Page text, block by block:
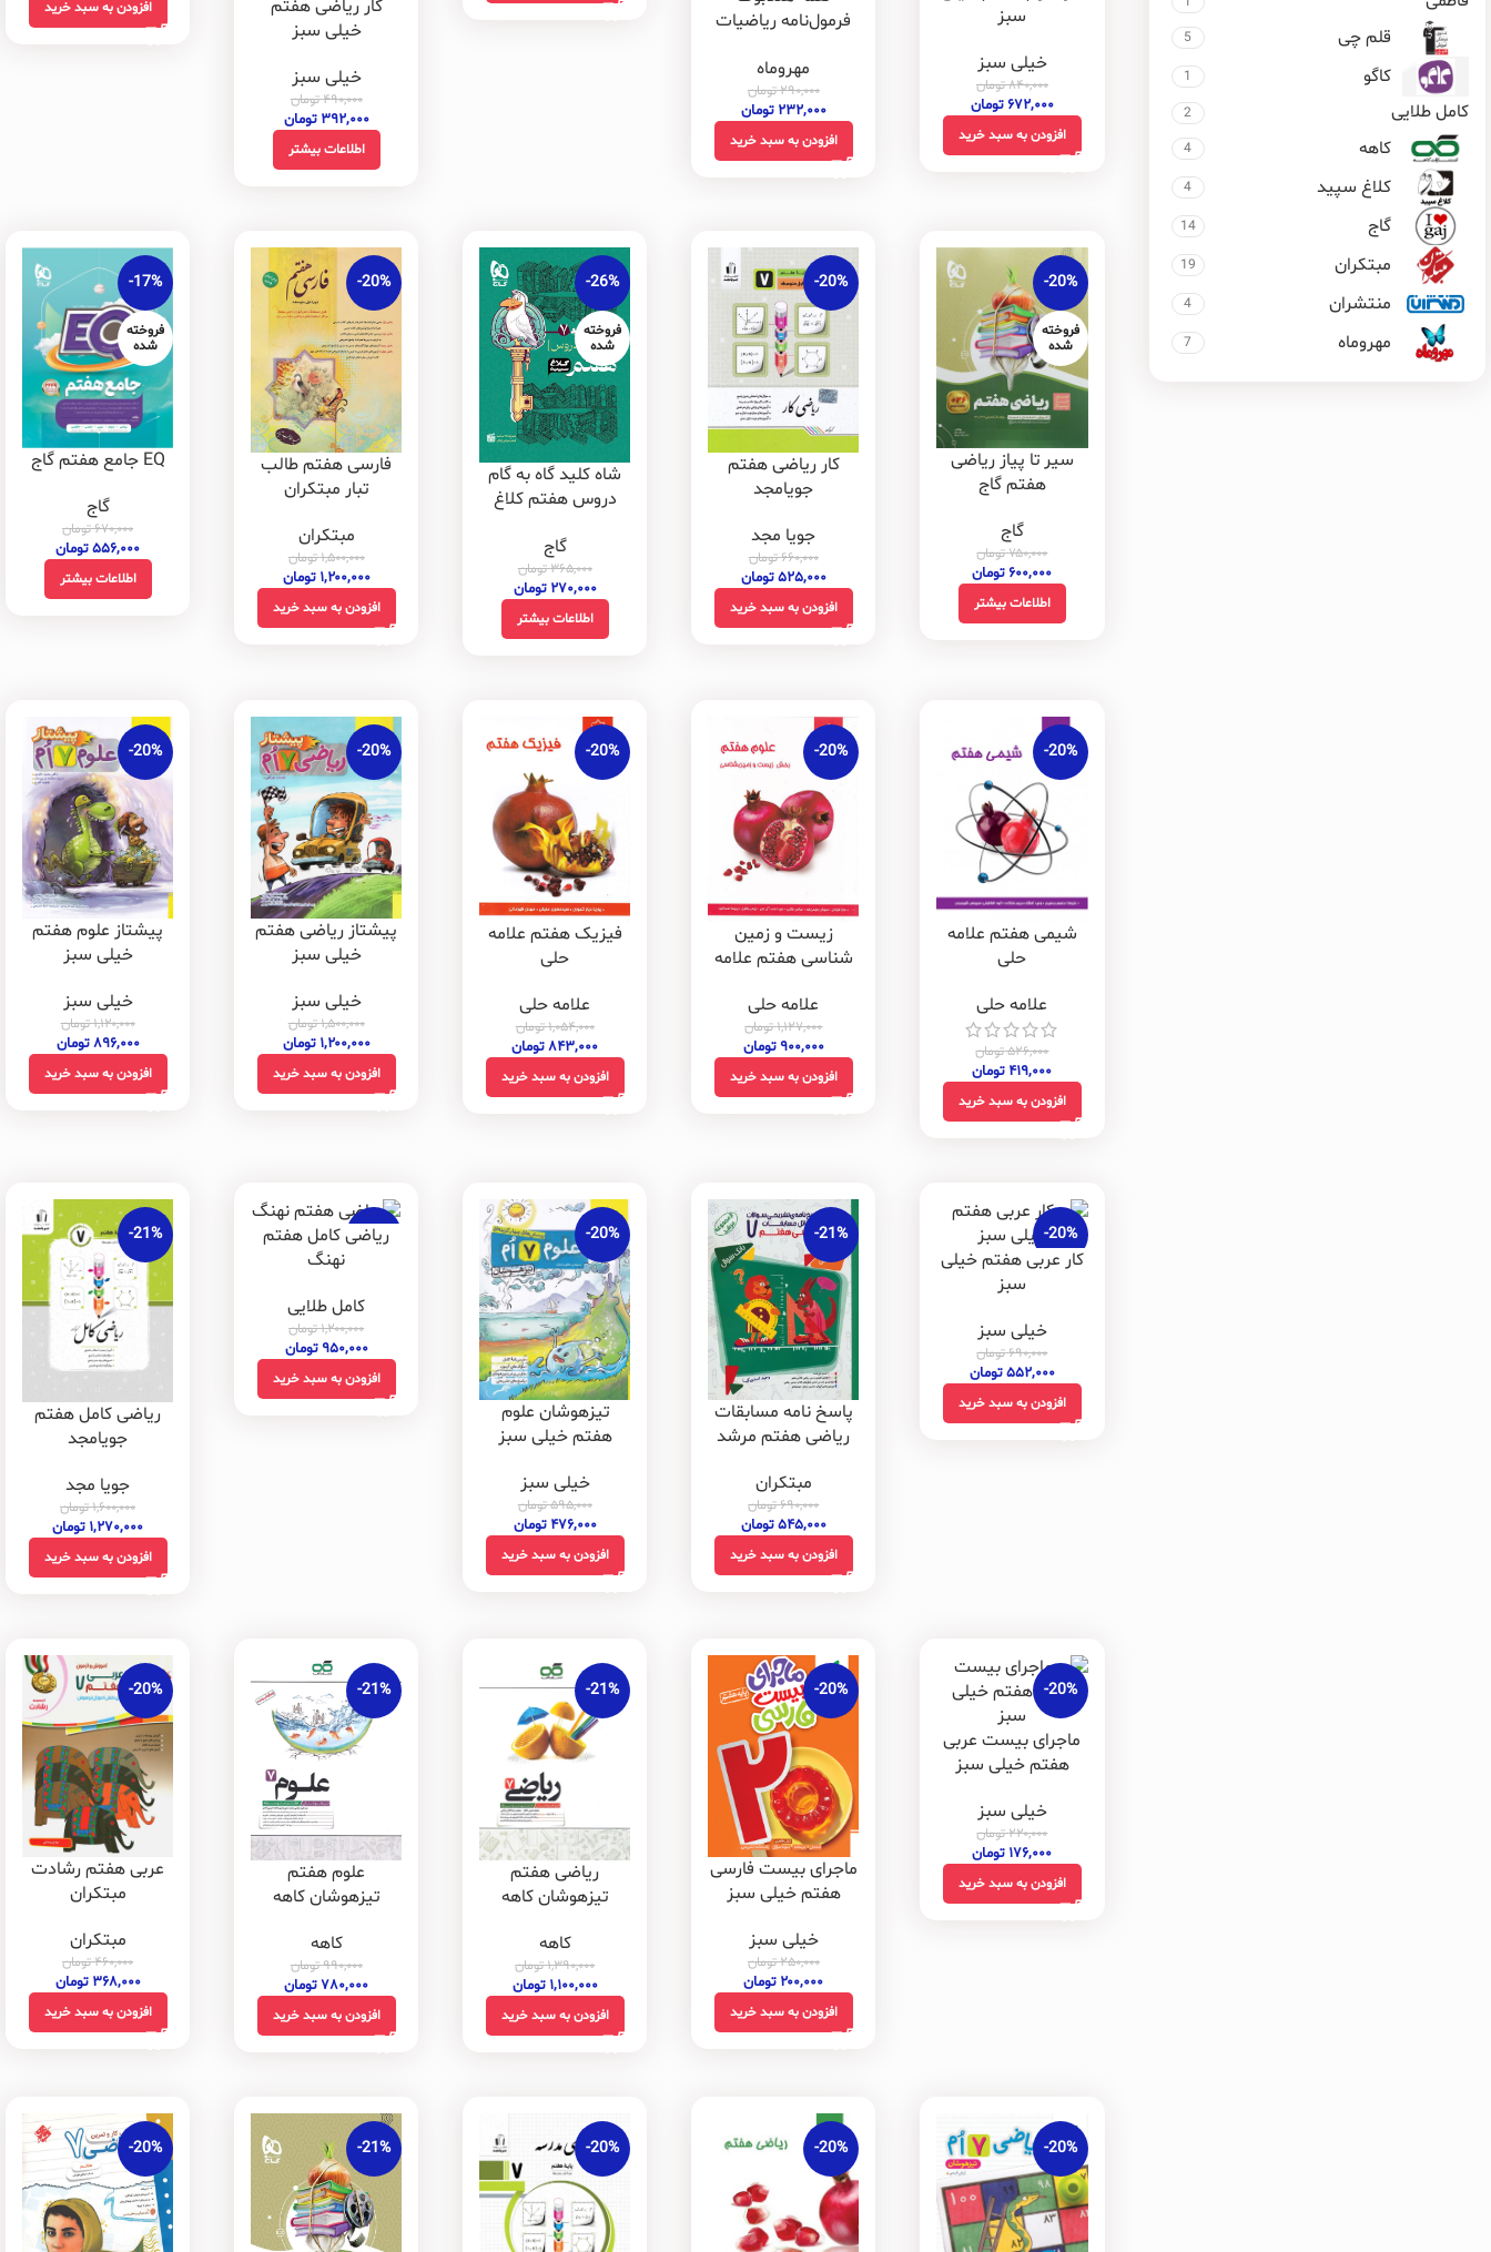
قلم چی 5
کاگو 1
کامل طلایی 2
کاهه 4
کلاغ سپید 4
گاج 14
مبتکران 19
منتشران 4
مهروماه 7
سبز
خیلی سبز
۸۴۰,۰۰۰تومان
۶۷۲,۰۰۰ تومان
افزودن به سبد خرید
فرمول‌نامه ریاضیات
مهروماه
۲۹۰,۰۰۰تومان
۲۳۲,۰۰۰ تومان
افزودن به سبد خرید
کار ریاضی هفتم
خیلی سبز
خیلی سبز
۴۹۰,۰۰۰تومان
۳۹۲,۰۰۰ تومان
اطلاعات بیشتر
افزودن به سبد خرید
-20%
فروخته
شده
سیر تا پیاز ریاضی
هفتم گاج
گاج
۷۵۰,۰۰۰تومان
۶۰۰,۰۰۰ تومان
اطلاعات بیشتر
-20%
کار ریاضی هفتم
جویامجد
جویا مجد
۶۶۰,۰۰۰تومان
۵۲۵,۰۰۰ تومان
افزودن به سبد خرید
-26%
فروخته
شده
شاه کلید گاه به گام
دروس هفتم کلاغ
گاج
۳۶۵,۰۰۰تومان
۲۷۰,۰۰۰ تومان
اطلاعات بیشتر
-20%
فارسی هفتم طالب
تبار مبتکران
مبتکران
۱,۵۰۰,۰۰۰تومان
۱,۲۰۰,۰۰۰ تومان
افزودن به سبد خرید
-17%
فروخته
شده
EQ جامع هفتم گاج
گاج
۶۷۰,۰۰۰تومان
۵۵۶,۰۰۰ تومان
اطلاعات بیشتر
-20%
شیمی هفتم علامه
حلی
علامه حلی
۵۲۶,۰۰۰تومان
۴۱۹,۰۰۰ تومان
افزودن به سبد خرید
-20%
زیست و زمین
شناسی هفتم علامه
علامه حلی
۱,۱۲۷,۰۰۰تومان
۹۰۰,۰۰۰ تومان
افزودن به سبد خرید
-20%
فیزیک هفتم علامه
حلی
علامه حلی
۱,۰۵۴,۰۰۰تومان
۸۴۳,۰۰۰ تومان
افزودن به سبد خرید
-20%
پیشتاز ریاضی هفتم
خیلی سبز
خیلی سبز
۱,۵۰۰,۰۰۰تومان
۱,۲۰۰,۰۰۰ تومان
افزودن به سبد خرید
-20%
پیشتاز علوم هفتم
خیلی سبز
خیلی سبز
۱,۱۲۰,۰۰۰تومان
۸۹۶,۰۰۰ تومان
افزودن به سبد خرید
-20%
کار عربی هفتم خیلی
سبز
خیلی سبز
۶۹۰,۰۰۰تومان
۵۵۲,۰۰۰ تومان
افزودن به سبد خرید
-21%
پاسخ نامه مسابقات
ریاضی هفتم مرشد
مبتکران
۶۹۰,۰۰۰تومان
۵۴۵,۰۰۰ تومان
افزودن به سبد خرید
-20%
تیزهوشان علوم
هفتم خیلی سبز
خیلی سبز
۵۹۵,۰۰۰تومان
۴۷۶,۰۰۰ تومان
افزودن به سبد خرید
-21%
ریاضی کامل هفتم
نهنگ
کامل طلایی
۱,۲۰۰,۰۰۰تومان
۹۵۰,۰۰۰ تومان
افزودن به سبد خرید
-21%
ریاضی کامل هفتم
جویامجد
جویا مجد
۱,۶۰۰,۰۰۰تومان
۱,۲۷۰,۰۰۰ تومان
افزودن به سبد خرید
-20%
ماجرای بیست عربی
هفتم خیلی سبز
خیلی سبز
۲۲۰,۰۰۰تومان
۱۷۶,۰۰۰ تومان
افزودن به سبد خرید
-20%
ماجرای بیست فارسی
هفتم خیلی سبز
خیلی سبز
۲۵۰,۰۰۰تومان
۲۰۰,۰۰۰ تومان
افزودن به سبد خرید
-21%
ریاضی هفتم
تیزهوشان کاهه
کاهه
۱,۳۹۰,۰۰۰تومان
۱,۱۰۰,۰۰۰ تومان
افزودن به سبد خرید
-21%
علوم هفتم
تیزهوشان کاهه
کاهه
۹۹۰,۰۰۰تومان
۷۸۰,۰۰۰ تومان
افزودن به سبد خرید
-20%
عربی هفتم رشادت
مبتکران
مبتکران
۴۶۰,۰۰۰تومان
۳۶۸,۰۰۰ تومان
افزودن به سبد خرید
-20%
-20%
-20%
-21%
-20%